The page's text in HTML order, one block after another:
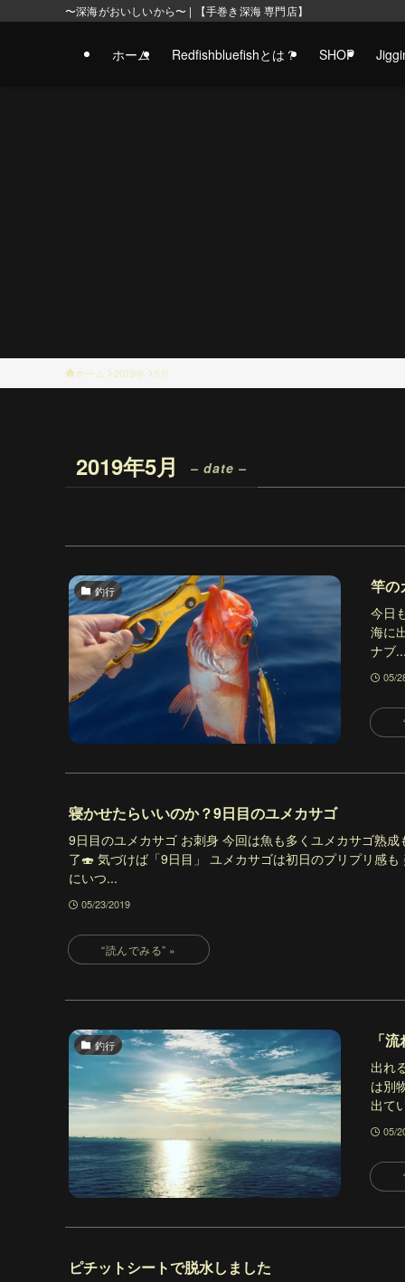
〜深海がおいしいから〜 | 【手巻き深海 専門店】
ホーム Redfishbluefishとは？ SHOP
ホーム 2019年 5月
2019年5月 – date –
釣行 竿の
今日
海に
ナブ
05/
寝かせたらいいのか？9日目のユメカサゴ
9日目のユメカサゴ お刺身 今回は魚も多くユメカサゴ熟
了🍣 気づけば「9日目」 ユメカサゴは初日のプリプリ感
にいつ...
05/23/2019
釣行 「
出れ
は別
出て
05/
ピチットシートで脱水しました